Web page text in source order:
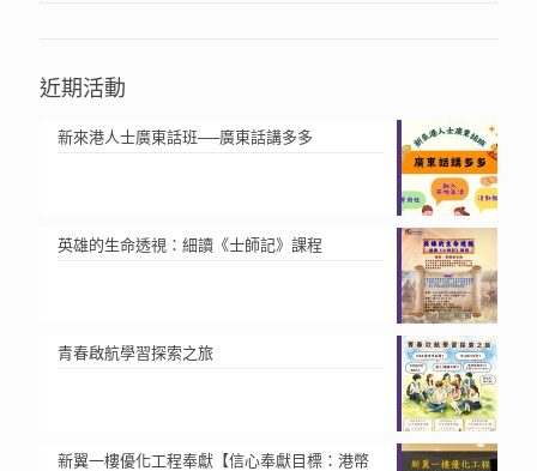
近期活動
新來港人士廣東話班──廣東話講多多
英雄的生命透視：細讀《士師記》課程
青春啟航學習探索之旅
新翼一樓優化工程奉獻【信心奉獻目標：港幣